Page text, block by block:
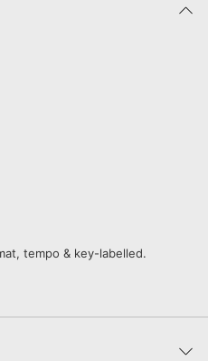
tempo & key-labelled.